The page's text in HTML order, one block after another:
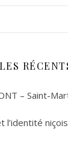
– Saint-
l’identité